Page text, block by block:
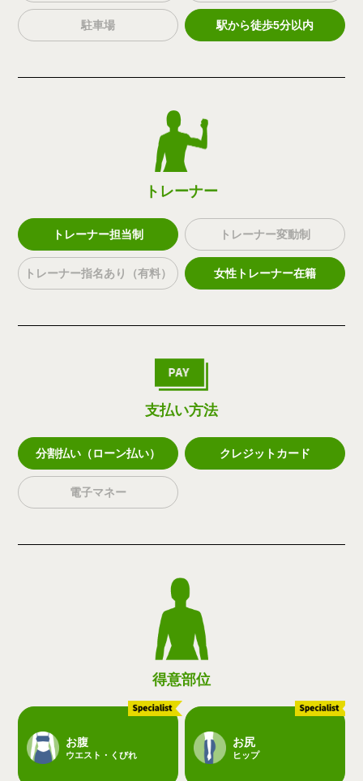
駐車場 駅から徒歩5分以内
トレーナー
トレーナー担当制 トレーナー変動制
トレーナー指名あり（有料） 女性トレーナー在籍
支払い方法
分割払い（ローン払い） クレジットカード
電子マネー
得意部位
お腹
ウエスト・くびれ
お尻
ヒップ